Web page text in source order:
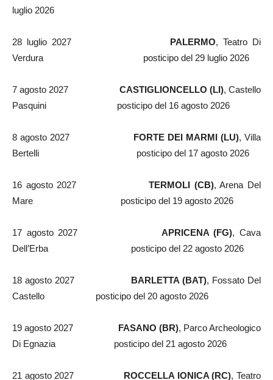
luglio 2026
28 luglio 2027 PALERMO, Teatro Di
Verdura posticipo del 29 luglio 2026
7 agosto 2027 CASTIGLIONCELLO (LI), Castello
Pasquini posticipo del 16 agosto 2026
8 agosto 2027 FORTE DEI MARMI (LU), Villa
Bertelli posticipo del 17 agosto 2026
16 agosto 2027TERMOLI (CB), Arena Del
Mare posticipo del 19 agosto 2026
17 agosto 2027 APRICENA (FG), Cava
Dell’Erba posticipo del 22 agosto 2026
18 agosto 2027 BARLETTA (BAT), Fossato Del
Castello posticipo del 20 agosto 2026
19 agosto 2027 FASANO (BR), Parco Archeologico
Di Egnazia posticipo del 21 agosto 2026
21 agosto 2027 ROCCELLA IONICA (RC), Teatro